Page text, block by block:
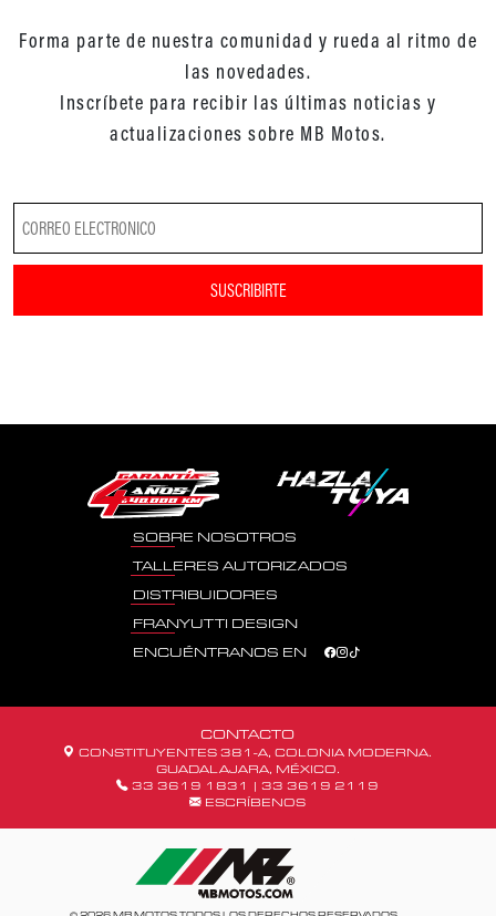
Forma parte de nuestra comunidad y rueda al ritmo de
las novedades.
Inscríbete para recibir las últimas noticias y
actualizaciones sobre MB Motos.
SUSCRIBIRTE
SOBRE NOSOTROS
TALLERES AUTORIZADOS
DISTRIBUIDORES
FRANYUTTI DESIGN
ENCUÉNTRANOS EN
CONTACTO
CONSTITUYENTES 381-A, COLONIA MODERNA.
GUADALAJARA, MÉXICO.
33 3619 1831
| 33 3619 2119
ESCRÍBENOS